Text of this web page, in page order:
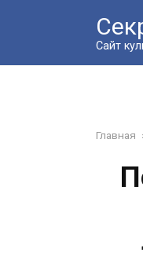
Сайт
Главная